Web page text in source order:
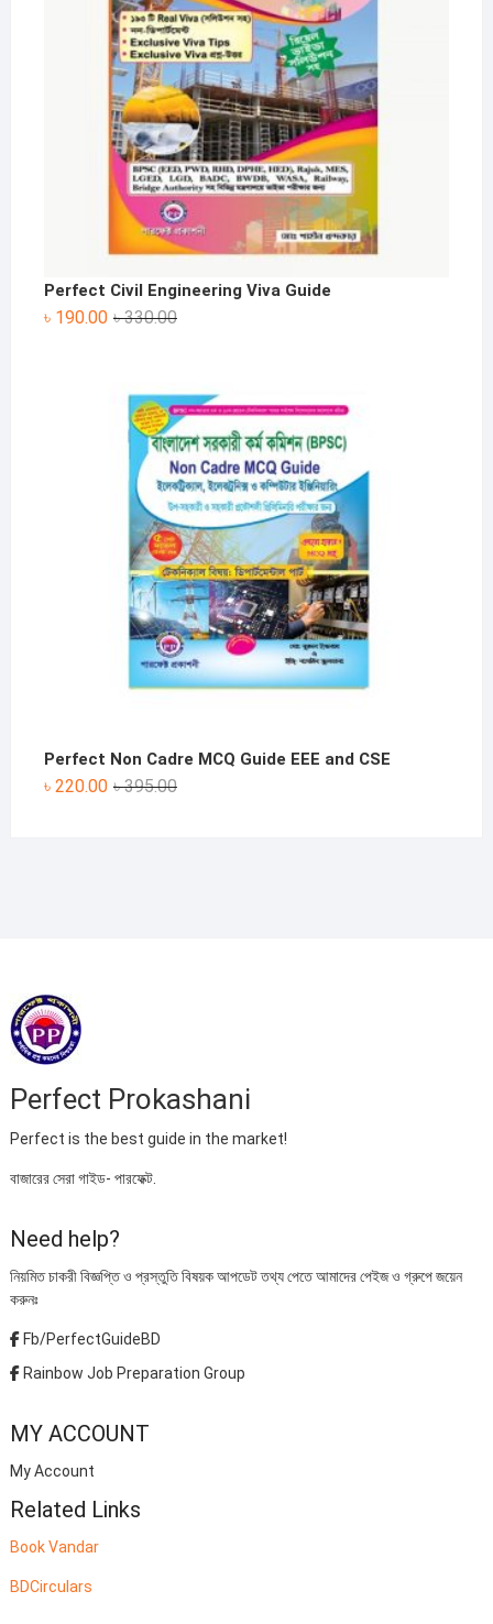
Perfect Civil Engineering Viva Guide
৳330.00Original
৳ 330.00.
৳ 190.00
Current
৳ 190.00.
Perfect Non Cadre MCQ Guide EEE and CSE
৳395.00Original
৳ 220.00
Current
Perfect Prokashani
Perfect is the best guide in the market!
বাজারের সেরা গাইড- পারফেক্ট.
Need help?
নিয়মিত চাকরী বিজ্ঞপ্তি ও প্রস্তুতি বিষয়ক আপডেট তথ্য পেতে আমাদের পেইজ ও গ্রুপে জয়েন
করুনঃ
Fb/PerfectGuideBD
Rainbow Job Preparation Group
MY ACCOUNT
My Account
Related Links
Book Vandar
BDCirculars